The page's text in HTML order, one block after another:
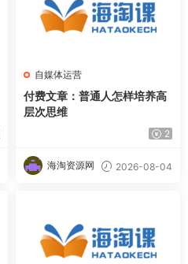
自媒体运营
付费文章：普通人怎样培养高
层次思维
2
海淘资源网 2026-08-04